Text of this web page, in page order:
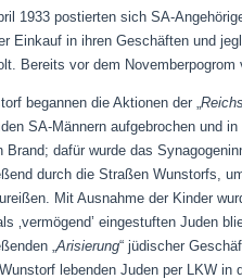
1933 postierten sich SA-
Einkauf in ihren Geschäften und
Bereits vor dem
begannen die Aktionen der „
SA-Männern aufgebrochen und
Brand; dafür wurde das
durch die Straßen Wunstorfs,
Mit Ausnahme der Kinder
‚vermögend’ eingestuften Juden
„Arisierung“ jüdischer
lebenden Juden per LKW